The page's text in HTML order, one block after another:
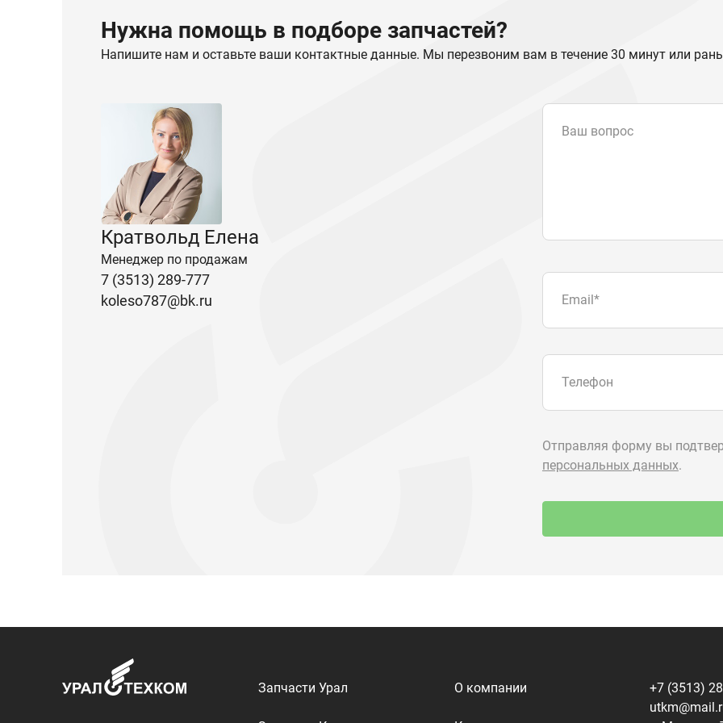
Нужна помощь в подборе запчастей?
Напишите нам и оставьте ваши контактные данные. Мы перезвоним вам в течение 30 минут или
Кратвольд Елена
Менеджер по продажам
7 (3513) 289-777
koleso787@bk.ru
Ваш вопрос
Доставка и оплата
+7 (3513)
г. Миасс, п.
ул.
ООО «УралТехКом», 2026 Политика конфиденциальности